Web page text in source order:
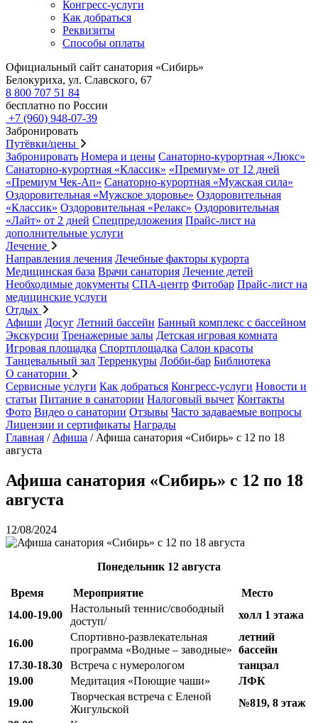
Конгресс-услуги
Как добраться
Реквизиты
Способы оплаты
Официальный сайт санатория «Сибирь»
Белокуриха, ул. Славского, 67
8 800 707 51 84
бесплатно по России
+7 (960) 948-07-39
Забронировать
Путёвки/цены
Забронировать Номера и цены Санаторно-курортная «Люкс»
Санаторно-курортная «Классик» «Премиум» от 12 дней
«Премиум Чек-Ап» Санаторно-курортная «Мужская сила»
Оздоровительная «Мужское здоровье» Оздоровительная
«Классик» Оздоровительная «Релакс» Оздоровительная
«Лайт» от 2 дней Спецпредложения Прайс-лист на
дополнительные услуги
Лечение
Направления лечения Лечебные факторы курорта
Медицинская база Врачи санатория Лечение детей
Необходимые документы СПА-центр Фитобар Прайс-лист на
медицинские услуги
Отдых
Афиши Досуг Летний бассейн Банный комплекс с бассейном
Экскурсии Тренажерные залы Детская игровая комната
Игровая площадка Спортплощадка Салон красоты
Танцевальный зал Терренкуры Лобби-бар Библиотека
О санатории
Сервисные услуги Как добраться Конгресс-услуги Новости и
статьи Питание в санатории Налоговый вычет Контакты
Фото Видео о санатории Отзывы Часто задаваемые вопросы
Лицензии и сертификаты Награды
Главная / Афиша / Афиша санатория «Сибирь» с 12 по 18
августа
Афиша санатория «Сибирь» с 12 по 18
августа
12/08/2024
Понедельник 12 августа
Время Мероприятие
Место
14.00-19.00
Настольный теннис/свободный
доступ/
холл 1 этажа
16.00
Спортивно-развлекательная
программа «Водные – заводные»
летний
бассейн
17.30-18.30
Встреча с нумерологом
танцзал
19.00
Медитация «Поющие чаши»
ЛФК
19.00
Творческая встреча с Еленой
Жигульской
№819, 8 этаж